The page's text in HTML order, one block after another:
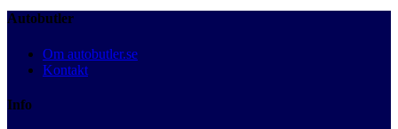
Autobutler
Om autobutler.se
Kontakt
Info